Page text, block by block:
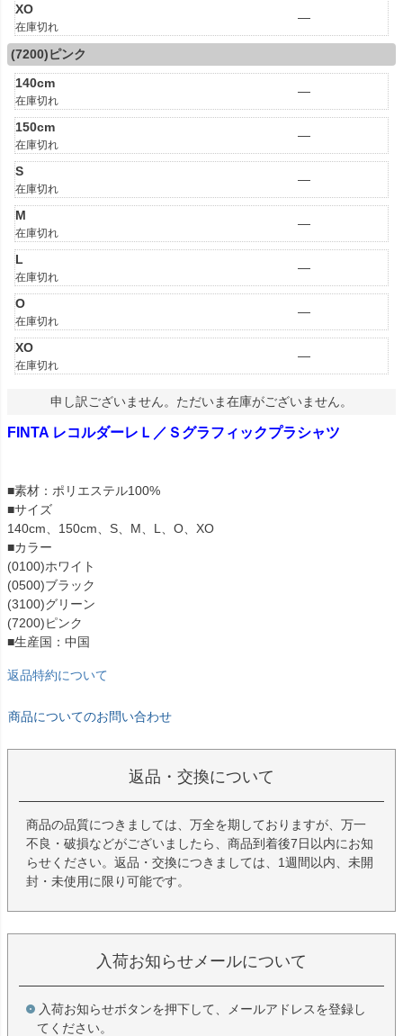
XO
在庫切れ
—
(7200)ピンク
140cm
在庫切れ
—
150cm
在庫切れ
—
S
在庫切れ
—
M
在庫切れ
—
L
在庫切れ
—
O
在庫切れ
—
XO
在庫切れ
—
申し訳ございません。ただいま在庫がございません。
FINTA レコルダーレＬ／Ｓグラフィックプラシャツ
■素材：ポリエステル100%
■サイズ
140cm、150cm、S、M、L、O、XO
■カラー
(0100)ホワイト
(0500)ブラック
(3100)グリーン
(7200)ピンク
■生産国：中国
返品特約について
商品についてのお問い合わせ
返品・交換について
商品の品質につきましては、万全を期しておりますが、万一
不良・破損などがございましたら、商品到着後7日以内にお知
らせください。返品・交換につきましては、1週間以内、未開
封・未使用に限り可能です。
入荷お知らせメールについて
入荷お知らせボタンを押下して、メールアドレスを登録し
てください。